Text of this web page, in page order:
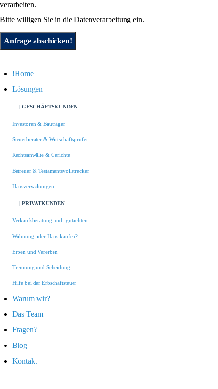
verarbeiten.
Bitte willigen Sie in die Datenverarbeitung ein.
Anfrage abschicken!
Home
Lösungen
| GESCHÄFTSKUNDEN
Investoren & Bauträger
Steuerberater & Wirtschaftsprüfer
Rechtsanwälte & Gerichte
Betreuer & Testamentsvollstrecker
Hausverwaltungen
| PRIVATKUNDEN
Verkaufsberatung und -gutachten
Wohnung oder Haus kaufen?
Erben und Vererben
Trennung und Scheidung
Hilfe bei der Erbschaftsteuer
Warum wir?
Das Team
Fragen?
Blog
Kontakt